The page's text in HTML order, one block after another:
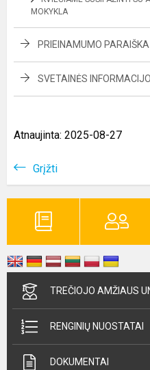
MOKYKLA
PRIEINAMUMO PARAIŠKA
SVETAINĖS
Atnaujinta: 2025-08-27
Grįžti
TREČIOJO AMŽIAUS
RENGINIŲ NUOSTATAI
DOKUMENTAI